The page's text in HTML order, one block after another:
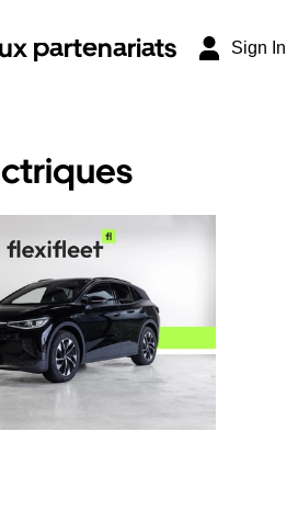
partenariats Sign In